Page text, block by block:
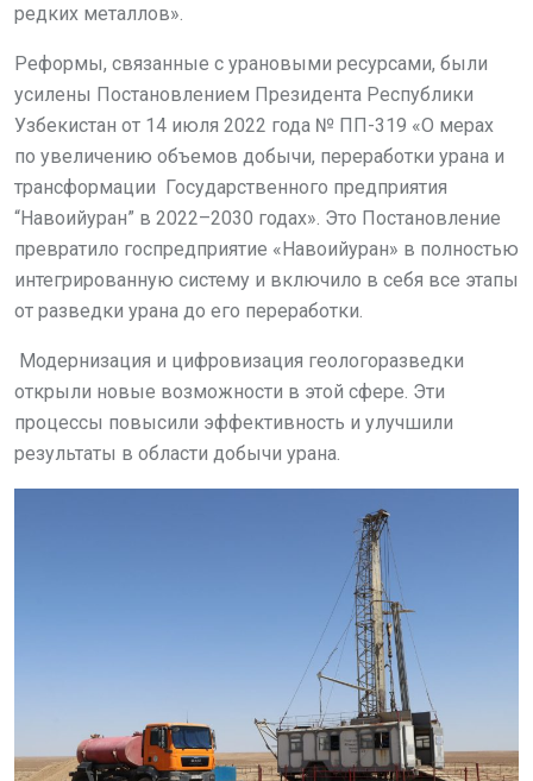
редких металлов».
Реформы, связанные с урановыми ресурсами, были
усилены Постановлением Президента Республики
Узбекистан от 14 июля 2022 года № ПП-319 «О мерах
по увеличению объемов добычи, переработки урана и
трансформации Государственного предприятия
“Навоийуран” в 2022–2030 годах». Это Постановление
превратило госпредприятие «Навоийуран» в полностью
интегрированную систему и включило в себя все этапы
от разведки урана до его переработки.
Модернизация и цифровизация геологоразведки
открыли новые возможности в этой сфере. Эти
процессы повысили эффективность и улучшили
результаты в области добычи урана.